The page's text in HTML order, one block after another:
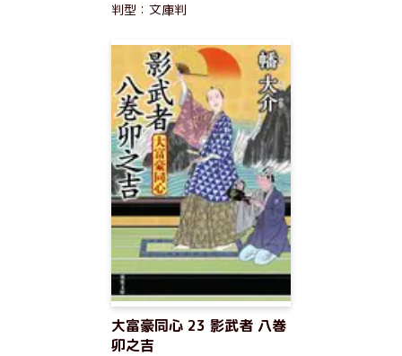
判型：文庫判
大富豪同心 23 影武者 八巻
卯之吉